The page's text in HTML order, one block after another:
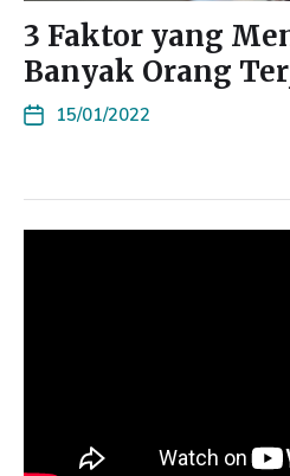
3 Faktor yang
Banyak Orang
15/01/2022